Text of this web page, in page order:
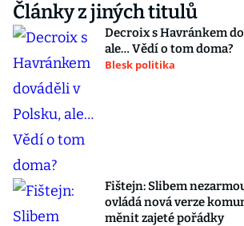
Články z jiných titulů
Decroix s Havránkem
ale… Vědí o tom doma?
Blesk politika
Fištejn: Slibem
ovládá nová verze
měnit zajeté pořádky